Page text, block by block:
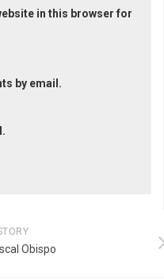
in this browser for
by email.
Obispo